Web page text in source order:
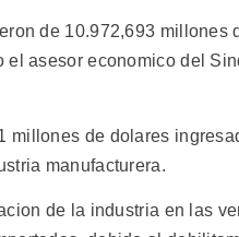
de 10.972,693 millones
asesor economico del
millones de dolares
manufacturera.
de la industria en las